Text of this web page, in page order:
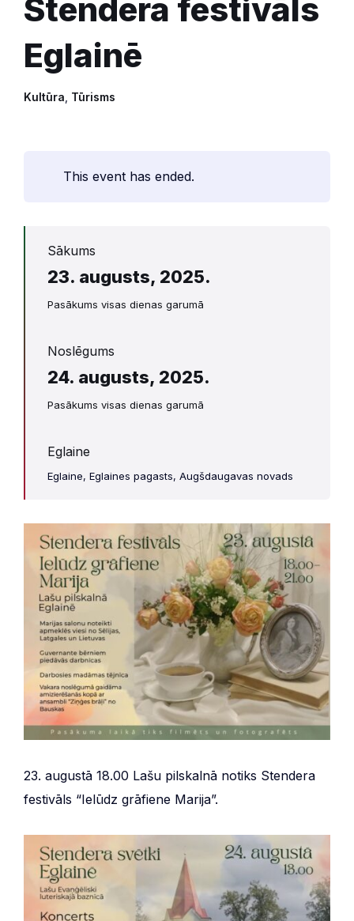
Stendera festivāls
Eglainē
Kultūra Tūrisms
This event has ended.
Sākums
23. augusts, 2025.
Pasākums visas dienas garumā
Noslēgums
24. augusts, 2025.
Pasākums visas dienas garumā
Eglaine
Eglaine, Eglaines pagasts, Augšdaugavas novads
23. augustā 18.00 Lašu pilskalnā notiks Stendera
festivāls “Ielūdz grāfiene Marija”.